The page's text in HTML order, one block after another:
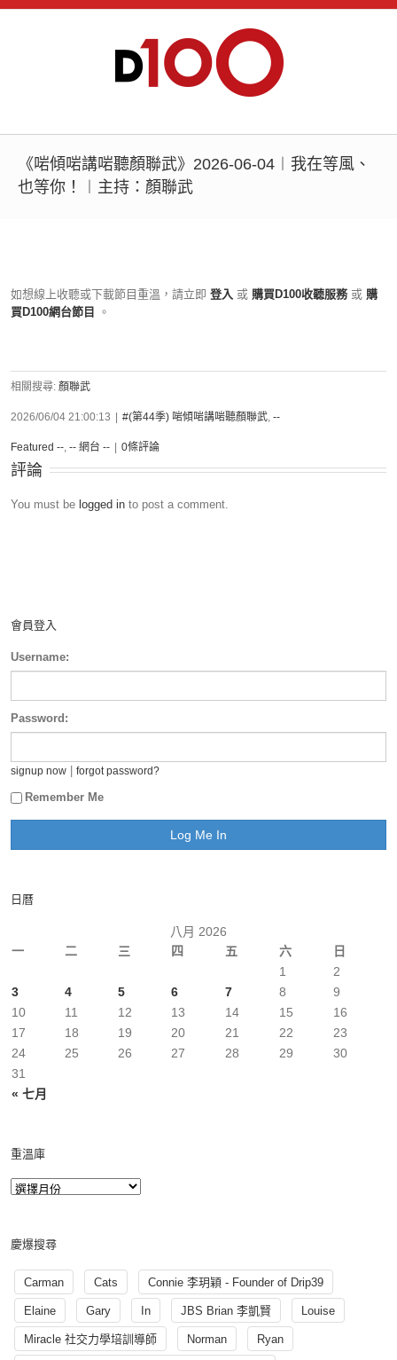
《啱傾啱講啱聽顏聯武》2026-06-04︱我在等風、
也等你！︱主持：顏聯武
如想線上收聽或下載節目重溫，請立即 登入 或 購買D100收聽服務 或 購
買D100網台節目
。
相關搜尋: 顏聯武
2026/06/04 21:00:13 #(第44季) 啱傾啱講啱聽顏聯武, --
Featured --, -- 網台 -- 0條評論
評論
You must be logged in to post a comment.
會員登入
Username:
Password:
signup now forgot password?
Remember Me
日曆
八月 2026
一
二 三 四 五 六 日
« 七月
1
2
3
4 5 6 7 8
9
10
11 12 13 14 15
16
17
18 19 20 21 22
23
24
25 26 27 28 29
30
31
重溫庫
慶爆搜尋
Carman Cats Connie 李玥穎 - Founder of Drip39
Elaine Gary In JBS Brian 李凱賢 Louise
Miracle 社交力學培訓導師 Norman Ryan